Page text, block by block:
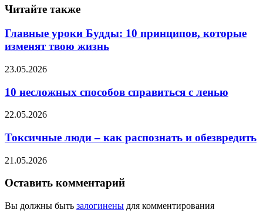
Читайте также
Главные уроки Будды: 10 принципов, которые
изменят твою жизнь
23.05.2026
10 несложных способов справиться с ленью
22.05.2026
Токсичные люди – как распознать и обезвредить
21.05.2026
Оставить комментарий
Вы должны быть залогинены для комментирования